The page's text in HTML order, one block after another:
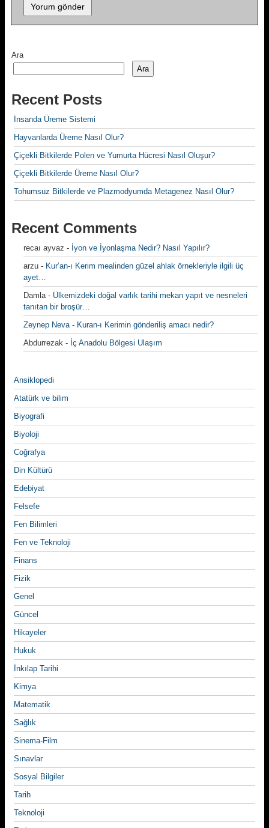
Ara
Ara
Recent Posts
İnsanda Üreme Sistemi
Hayvanlarda Üreme Nasıl Olur?
Çiçekli Bitkilerde Polen ve Yumurta Hücresi Nasıl Oluşur?
Çiçekli Bitkilerde Üreme Nasıl Olur?
Tohumsuz Bitkilerde ve Plazmodyumda Metagenez Nasıl Olur?
Recent Comments
recaı ayvaz - İyon ve İyonlaşma Nedir? Nasıl Yapılır?
arzu - Kur’an-ı Kerim mealinden güzel ahlak örnekleriyle ilgili üç
ayet…
Damla- Ülkemizdeki doğal varlık tarihi mekan yapıt ve nesneleri
tanıtan bir broşür…
Zeynep Neva- Kuran-ı Kerimin gönderiliş amacı nedir?
Abdurrezak - İç Anadolu Bölgesi Ulaşım
Ansiklopedi
Atatürk ve bilim
Biyografi
Biyoloji
Coğrafya
Din Kültürü
Edebiyat
Felsefe
Fen Bilimleri
Fen ve Teknoloji
Finans
Fizik
Genel
Güncel
Hikayeler
Hukuk
İnkılap Tarihi
Kimya
Matematik
Sağlık
Sinema-Film
Sınavlar
Sosyal Bilgiler
Tarih
Teknoloji